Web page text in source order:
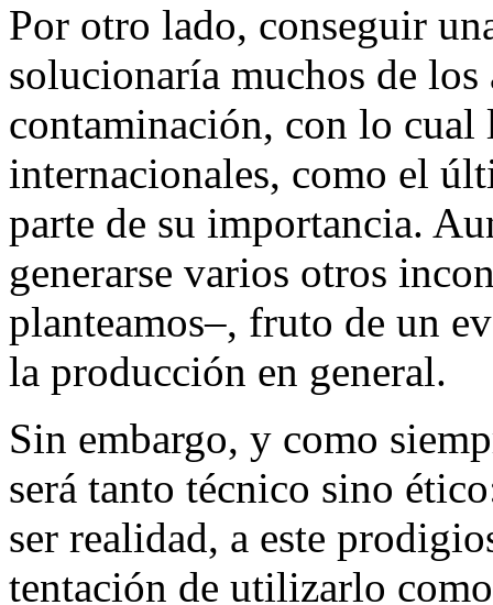
Por otro lado, conseguir
solucionaría muchos de los
contaminación, con lo cual
internacionales, como el
parte de su importancia.
generarse varios otros
planteamos–, fruto de un
la producción en general.
Sin embargo, y como
será tanto técnico sino
ser realidad, a este
tentación de utilizarlo